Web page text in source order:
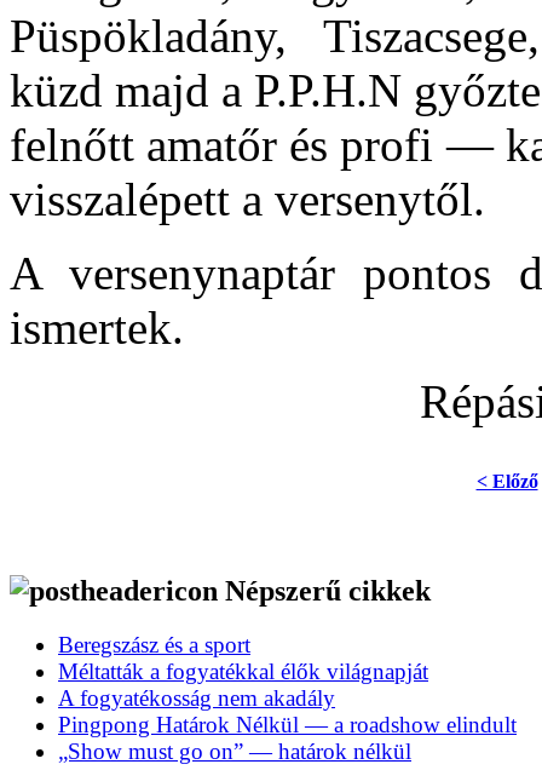
Püspökladány,
küzd majd a P.P.H.N
felnőtt amatőr és profi —
visszalépett a versenytől.
A versenynaptár pontos
ismertek.
< Előző
Népszerű cikkek
Beregszász és a sport
Méltatták a fogyatékkal élők világnapját
A fogyatékosság nem akadály
Pingpong Határok Nélkül — a roadshow elindult
„Show must go on” — határok nélkül